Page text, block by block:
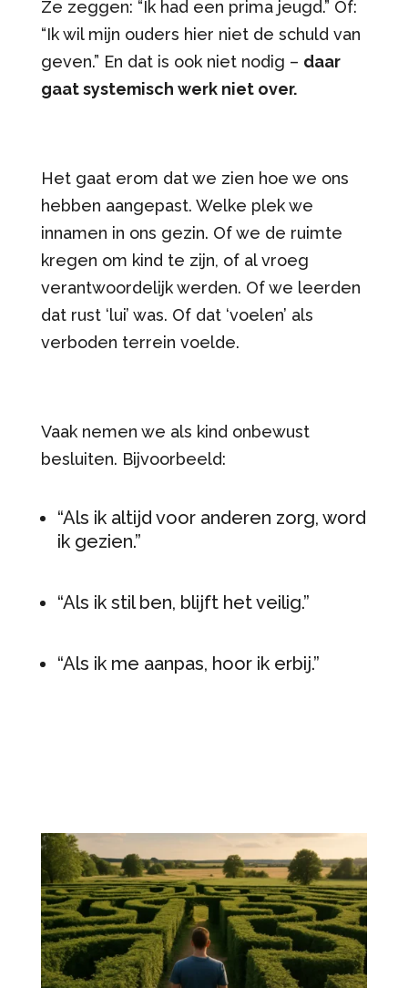
Ze zeggen: “Ik had een prima jeugd.” Of:
“Ik wil mijn ouders hier niet de schuld van
geven.” En dat is ook niet nodig – daar
gaat systemisch werk niet over.
Het gaat erom dat we zien hoe we ons
hebben aangepast. Welke plek we
innamen in ons gezin. Of we de ruimte
kregen om kind te zijn, of al vroeg
verantwoordelijk werden. Of we leerden
dat rust ‘lui’ was. Of dat ‘voelen’ als
verboden terrein voelde.
Vaak nemen we als kind onbewust
besluiten. Bijvoorbeeld:
“Als ik altijd voor anderen zorg, word
ik gezien.”
“Als ik stil ben, blijft het veilig.”
“Als ik me aanpas, hoor ik erbij.”